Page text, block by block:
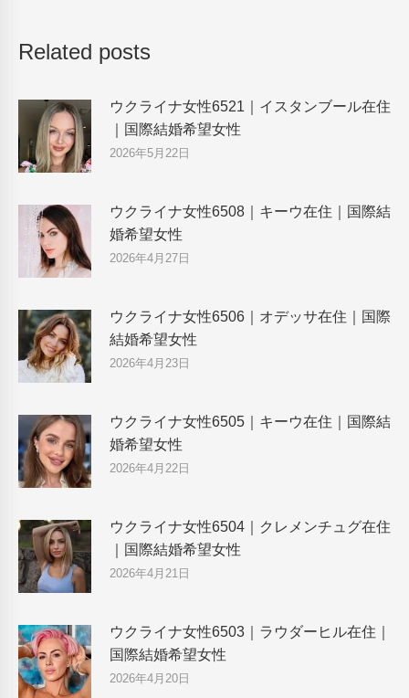
Related posts
ウクライナ女性6521｜イスタンブール在住
｜国際結婚希望女性
2026年5月22日
ウクライナ女性6508｜キーウ在住｜国際結
婚希望女性
2026年4月27日
ウクライナ女性6506｜オデッサ在住｜国際
結婚希望女性
2026年4月23日
ウクライナ女性6505｜キーウ在住｜国際結
婚希望女性
2026年4月22日
ウクライナ女性6504｜クレメンチュグ在住
｜国際結婚希望女性
2026年4月21日
ウクライナ女性6503｜ラウダーヒル在住｜
国際結婚希望女性
2026年4月20日